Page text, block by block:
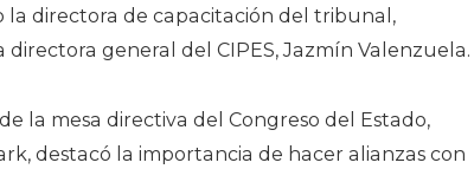
la directora de capacitación del tribunal,
general del CIPES, Jazmín Valenzuela.
la mesa directiva del Congreso del Estado,
destacó la importancia de hacer alianzas con